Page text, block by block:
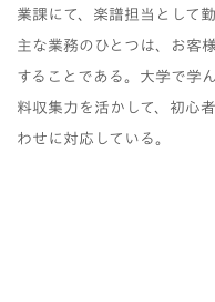
業課にて、楽譜担当として
主な業務のひとつは、お客
することである。大学で学
料収集力を活かして、初心
わせに対応している。